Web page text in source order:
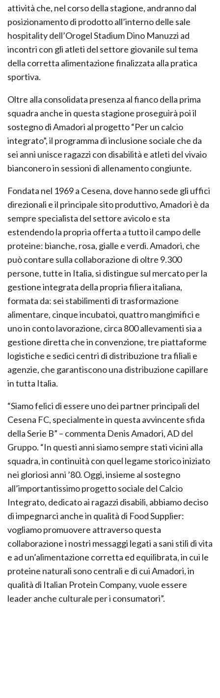
attività che, nel corso della stagione, andranno dal
posizionamento di prodotto all’interno delle sale
hospitality dell’Orogel Stadium Dino Manuzzi ad
incontri con gli atleti del settore giovanile sul tema
della corretta alimentazione finalizzata alla pratica
sportiva.
Oltre alla consolidata presenza al fianco della prima
squadra anche in questa stagione proseguirà poi il
sostegno di Amadori al progetto “Per un calcio
integrato”, il programma di inclusione sociale che da
sei anni unisce ragazzi con disabilità e atleti del vivaio
bianconero in sessioni di allenamento congiunte.
Fondata nel 1969 a Cesena, dove hanno sede gli uffici
direzionali e il principale sito produttivo, Amadori è da
sempre specialista del settore avicolo e sta
estendendo la propria offerta a tutto il campo delle
proteine: bianche, rosa, gialle e verdi. Amadori, che
può contare sulla collaborazione di oltre 9.300
persone, tutte in Italia, si distingue sul mercato per la
gestione integrata della propria filiera italiana,
formata da: sei stabilimenti di trasformazione
alimentare, cinque incubatoi, quattro mangimifici e
uno in conto lavorazione, circa 800 allevamenti sia a
gestione diretta che in convenzione, tre piattaforme
logistiche e sedici centri di distribuzione tra filiali e
agenzie, che garantiscono una distribuzione capillare
in tutta Italia.
“Siamo felici di essere uno dei partner principali del
Cesena FC, specialmente in questa avvincente sfida
della Serie B” – commenta Denis Amadori, AD del
Gruppo. “In questi anni siamo sempre stati vicini alla
squadra, in continuità con quel legame storico iniziato
nei gloriosi anni ’80. Oggi, insieme al sostegno
all’importantissimo progetto sociale del Calcio
Integrato, dedicato ai ragazzi disabili, abbiamo deciso
di impegnarci anche in qualità di Food Supplier:
vogliamo promuovere attraverso questa
collaborazione i nostri messaggi legati a sani stili di vita
e ad un’alimentazione corretta ed equilibrata, in cui le
proteine naturali sono centrali e di cui Amadori, in
qualità di Italian Protein Company, vuole essere
leader anche culturale per i consumatori”.